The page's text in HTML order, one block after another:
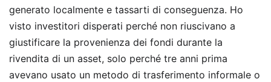
generato localmente e tassarti di conseguenza. Ho
visto investitori disperati perché non riuscivano a
giustificare la provenienza dei fondi durante la
rivendita di un asset, solo perché tre anni prima
avevano usato un metodo di trasferimento informale o